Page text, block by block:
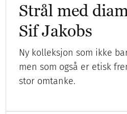
Strål med
Sif Jakobs
Ny kolleksjon som ikke
men som også er etisk
stor omtanke.